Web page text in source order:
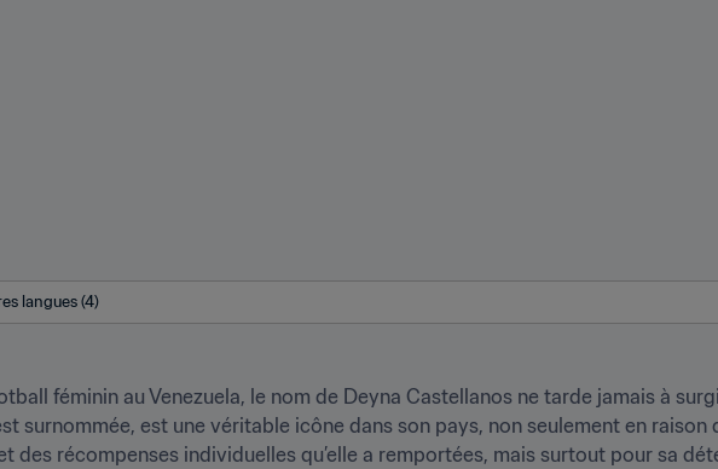
langues (4)
féminin au Venezuela, le nom de Deyna Castellanos ne tarde jamais à
surnommée, est une véritable icône dans son pays, non seulement en
des récompenses individuelles qu’elle a remportées, mais surtout pour sa